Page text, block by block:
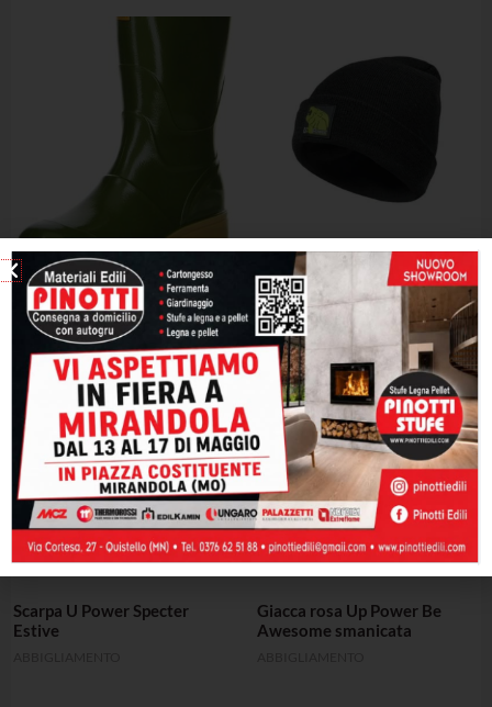
STIVALONE GG FOOT WEAR
ABBIGLIAMENTO
CUFFIA ALL MIXEX COLOUS
NERA
ABBIGLIAMENTO DA LAVORO
Scarpa U Power Specter
Estive
Giacca rosa Up Power Be
Awesome smanicata